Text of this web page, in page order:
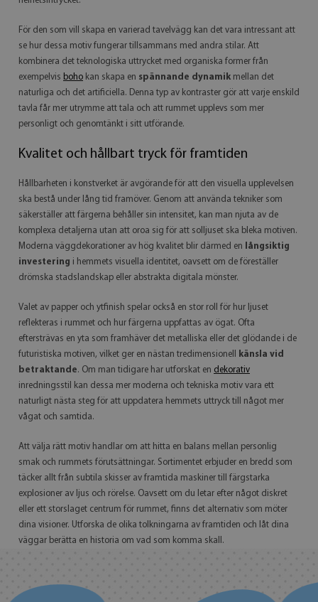
För den som vill skapa en varierad tavelvägg kan det vara intressant att
se hur dessa motiv fungerar tillsammans med andra stilar. Att
kombinera det teknologiska uttrycket med organiska former från
exempelvis boho kan skapa en spännande dynamik mellan det
naturliga och det artificiella. Denna typ av kontraster gör att varje enskild
tavla får mer utrymme att tala och att rummet upplevs som mer
personligt och genomtänkt i sitt utförande.
Kvalitet och hållbart tryck för framtiden
Hållbarheten i konstverket är avgörande för att den visuella upplevelsen
ska bestå under lång tid framöver. Genom att använda tekniker som
säkerställer att färgerna behåller sin intensitet, kan man njuta av de
komplexa detaljerna utan att oroa sig för att solljuset ska bleka motiven.
Moderna väggdekorationer av hög kvalitet blir därmed en
långsiktig
investering i hemmets visuella identitet, oavsett om de föreställer
drömska stadslandskap eller abstrakta digitala mönster.
Valet av papper och ytfinish spelar också en stor roll för hur ljuset
reflekteras i rummet och hur färgerna uppfattas av ögat. Ofta
eftersträvas en yta som framhäver det metalliska eller det glödande i de
futuristiska motiven, vilket ger en nästan tredimensionell
känsla vid
betraktande. Om man tidigare har utforskat en dekorativ
inredningsstil kan dessa mer moderna och tekniska motiv vara ett
naturligt nästa steg för att uppdatera hemmets uttryck till något mer
vågat och samtida.
Att välja rätt motiv handlar om att hitta en balans mellan personlig
smak och rummets förutsättningar. Sortimentet erbjuder en bredd som
täcker allt från subtila skisser av framtida maskiner till färgstarka
explosioner av ljus och rörelse. Oavsett om du letar efter något diskret
eller ett storslaget centrum för rummet, finns det alternativ som möter
dina visioner. Utforska de olika tolkningarna av framtiden och låt dina
väggar berätta en historia om vad som komma skall.